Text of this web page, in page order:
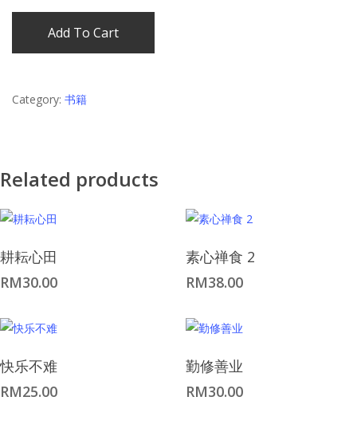
Add To Cart
Category: 书籍
Related products
耕耘心田
RM30.00
素心禅食 2
RM38.00
快乐不难
RM25.00
勤修善业
RM30.00